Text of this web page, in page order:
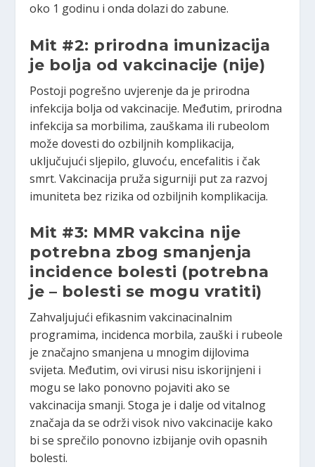
oko 1 godinu i onda dolazi do zabune.
Mit #2: prirodna imunizacija
je bolja od vakcinacije (nije)
Postoji pogrešno uvjerenje da je prirodna
infekcija bolja od vakcinacije. Međutim, prirodna
infekcija sa morbilima, zauškama ili rubeolom
može dovesti do ozbiljnih komplikacija,
uključujući sljepilo, gluvoću, encefalitis i čak
smrt. Vakcinacija pruža sigurniji put za razvoj
imuniteta bez rizika od ozbiljnih komplikacija.
Mit #3: MMR vakcina nije
potrebna zbog smanjenja
incidence bolesti (potrebna
je – bolesti se mogu vratiti)
Zahvaljujući efikasnim vakcinacinalnim
programima, incidenca morbila, zauški i rubeole
je značajno smanjena u mnogim dijlovima
svijeta. Međutim, ovi virusi nisu iskorijnjeni i
mogu se lako ponovno pojaviti ako se
vakcinacija smanji. Stoga je i dalje od vitalnog
značaja da se održi visok nivo vakcinacije kako
bi se sprečilo ponovno izbijanje ovih opasnih
bolesti.